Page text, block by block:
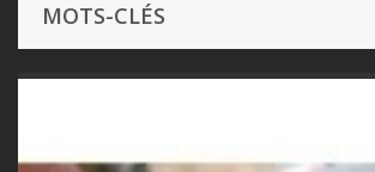
MOTS-CLÉS